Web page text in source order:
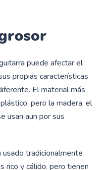
puede afectar el
propias características
El material más
pero la madera, el
usan aun por sus
usado tradicionalmente
rico y cálido, pero tienen